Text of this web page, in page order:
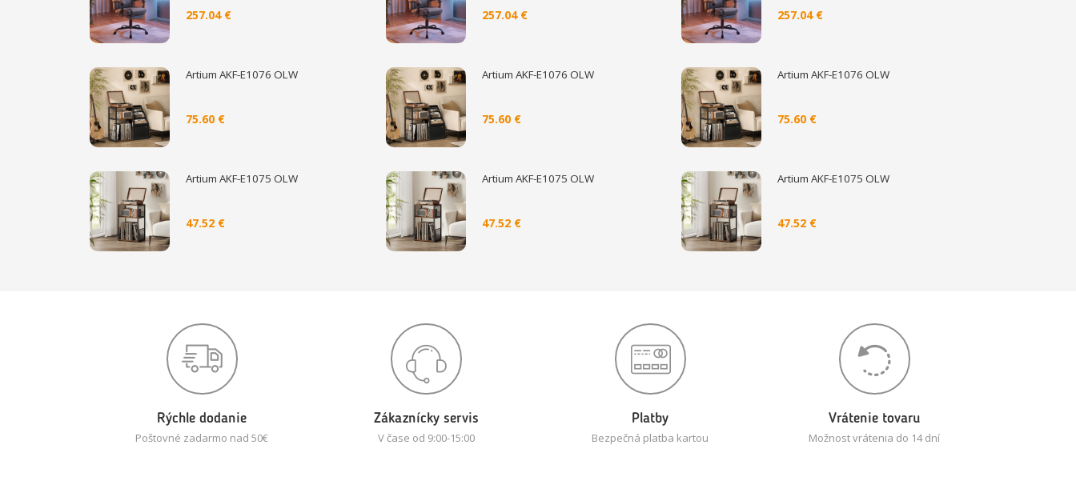
257.04 €
Artium AKF-E1076 OLW
75.60 €
Artium AKF-E1075 OLW
47.52 €
257.04 €
Artium AKF-E1076 OLW
75.60 €
Artium AKF-E1075 OLW
47.52 €
257.04 €
Artium AKF-E1076 OLW
75.60 €
Artium AKF-E1075 OLW
47.52 €
Rýchle dodanie
Poštovné zadarmo nad 50€
Zákaznícky servis
V čase od 9:00-15:00
Platby
Bezpečná platba kartou
Vrátenie tovaru
Možnost vrátenia do 14 dní